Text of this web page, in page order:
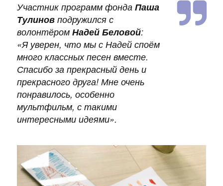
Участник программ фонда Паша
Тулиновподружился с
волонтёром Надей Беловой:
«Я уверен, что мы с Надей споём
много классных песен вместе.
Спасибо за прекрасный день и
прекрасного друга! Мне очень
понравилось, особенно
мультфильм, с такими
интересными идеями».